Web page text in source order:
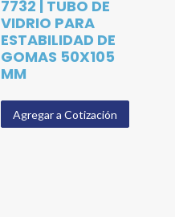
7732 | TUBO DE
VIDRIO PARA
ESTABILIDAD DE
GOMAS 50X105
MM
Agregar a Cotización